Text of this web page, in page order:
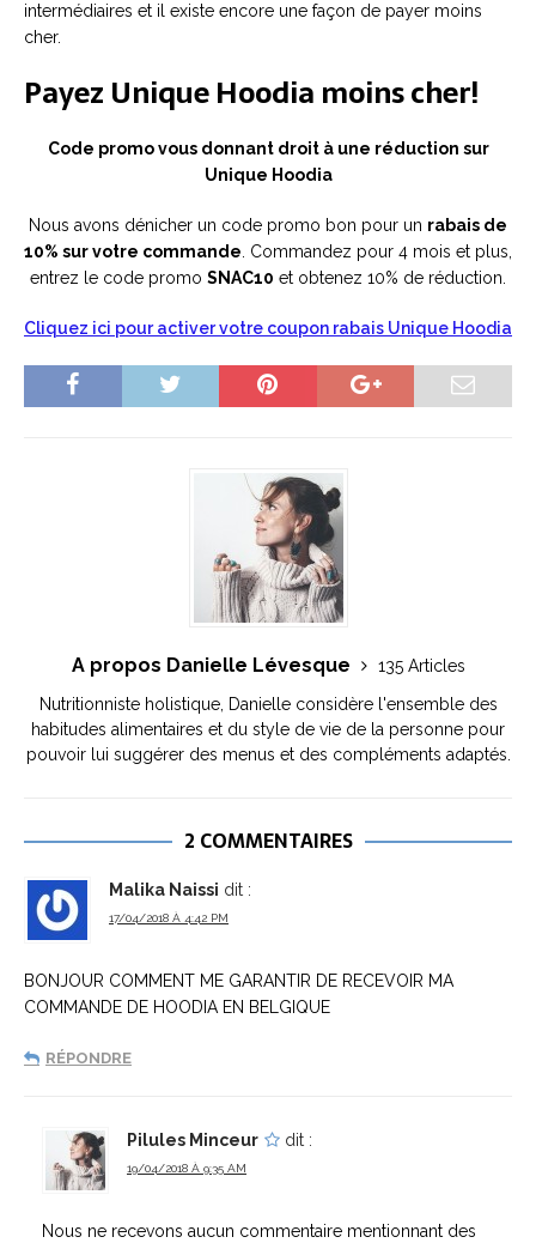
intermédiaires et il existe encore une façon de payer moins
cher.
Payez Unique Hoodia moins cher!
Code promo vous donnant droit à une réduction sur
Unique Hoodia
Nous avons dénicher un code promo bon pour un rabais de
10% sur votre commande . Commandez pour 4 mois et plus,
entrez le code promo SNAC10 et obtenez 10% de réduction.
Cliquez ici pour activer votre coupon rabais Unique Hoodia
A propos Danielle Lévesque
135 Articles
Nutritionniste holistique, Danielle considère l'ensemble des
habitudes alimentaires et du style de vie de la personne pour
pouvoir lui suggérer des menus et des compléments adaptés.
2 COMMENTAIRES
Malika Naissi dit :
17/04/2018 À 4:42 PM
BONJOUR COMMENT ME GARANTIR DE RECEVOIR MA
COMMANDE DE HOODIA EN BELGIQUE
RÉPONDRE
Pilules Minceur dit :
19/04/2018 À 9:35 AM
Nous ne recevons aucun commentaire mentionnant des